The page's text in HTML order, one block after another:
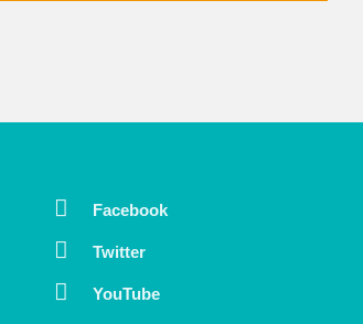
Facebook
Twitter
YouTube